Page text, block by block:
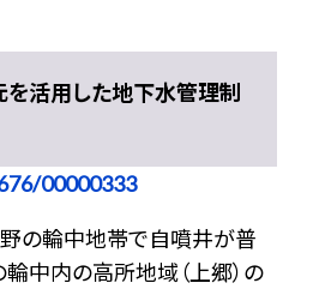
活用した地下水管理制
00000333
の輪中地帯で自噴井が普
中内の高所地域（上郷）の